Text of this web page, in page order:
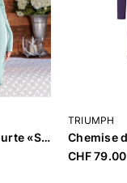
Chemise de nuit courte «Stay Warm»
TRIUMPH
CHF 79.00